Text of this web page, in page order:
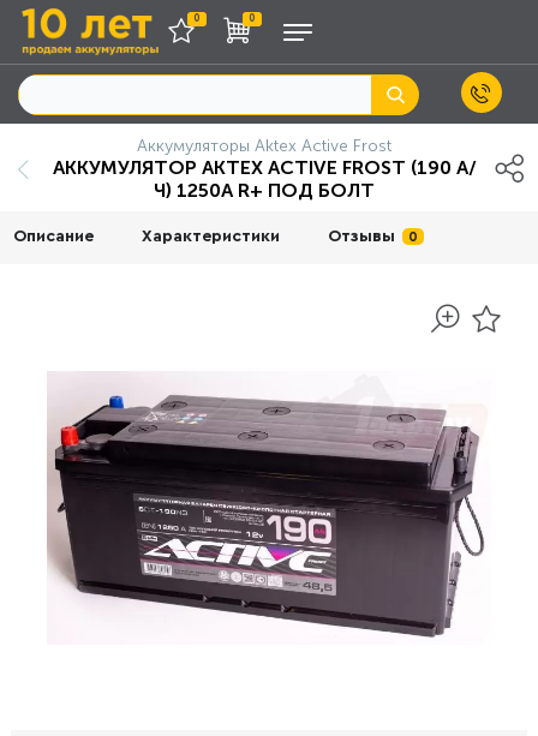
0 0
Аккумуляторы Aktex Active Frost
АККУМУЛЯТОР AKTEX ACTIVE FROST (190 А/
Ч) 1250А R+ ПОД БОЛТ
Описание Характеристики Отзывы 0